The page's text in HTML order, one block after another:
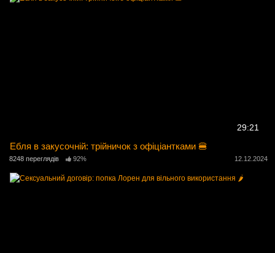
29:21
Ебля в закусочній: трійничок з офіціантками 🍔
8248 переглядів 92% 12.12.2024